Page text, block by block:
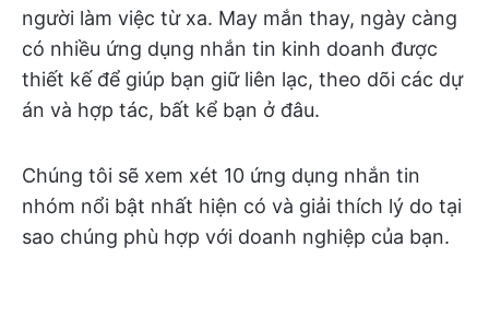
người làm việc từ xa. May mắn thay, ngày càng
có nhiều ứng dụng nhắn tin kinh doanh được
thiết kế để giúp bạn giữ liên lạc, theo dõi các dự
án và hợp tác, bất kể bạn ở đâu.
Chúng tôi sẽ xem xét 10 ứng dụng nhắn tin
nhóm nổi bật nhất hiện có và giải thích lý do tại
sao chúng phù hợp với doanh nghiệp của bạn.